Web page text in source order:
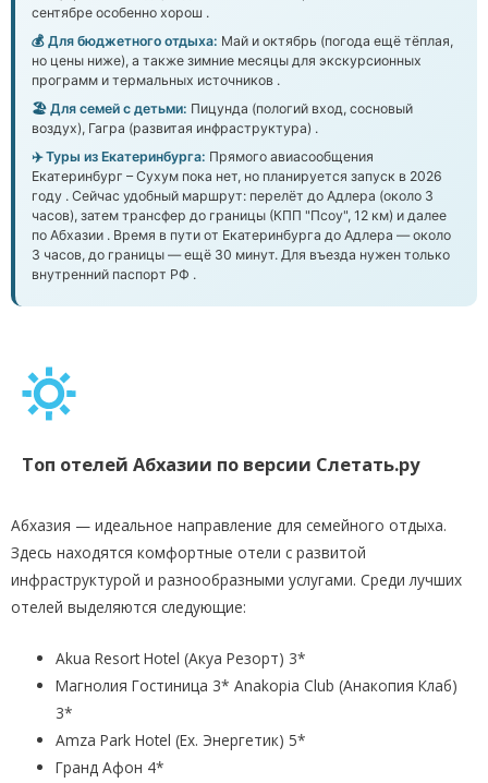
сентябре особенно хорош .
💰 Для бюджетного отдыха: Май и октябрь (погода ещё тёплая,
но цены ниже), а также зимние месяцы для экскурсионных
программ и термальных источников .
🏖️ Для семей с детьми: Пицунда (пологий вход, сосновый
воздух), Гагра (развитая инфраструктура) .
✈️ Туры из Екатеринбурга: Прямого авиасообщения
Екатеринбург – Сухум пока нет, но планируется запуск в 2026
году . Сейчас удобный маршрут: перелёт до Адлера (около 3
часов), затем трансфер до границы (КПП "Псоу", 12 км) и далее
по Абхазии . Время в пути от Екатеринбурга до Адлера — около
3 часов, до границы — ещё 30 минут. Для въезда нужен только
внутренний паспорт РФ .
Топ отелей Абхазии по версии Слетать.ру
Абхазия — идеальное направление для семейного отдыха.
Здесь находятся комфортные отели с развитой
инфраструктурой и разнообразными услугами. Среди лучших
отелей выделяются следующие:
Akua Resort Hotel (Акуа Резорт) 3*
Магнолия Гостиница 3* Anakopia Club (Анакопия Клаб)
3*
Amza Park Hotel (Ex. Энергетик) 5*
Гранд Афон 4*